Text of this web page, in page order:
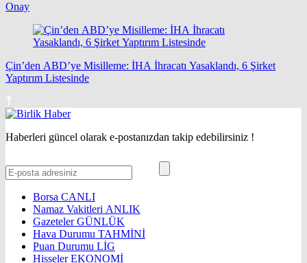
Onay
Çin’den ABD’ye Misilleme: İHA İhracatı Yasaklandı, 6 Şirket
Yaptırım Listesinde
Haberleri güncel olarak e-postanızdan takip edebilirsiniz !
Borsa CANLI
Namaz Vakitleri ANLIK
GazetelerGÜNLÜK
Hava Durumu TAHMİNİ
Puan Durumu LİG
HisselerEKONOMİ